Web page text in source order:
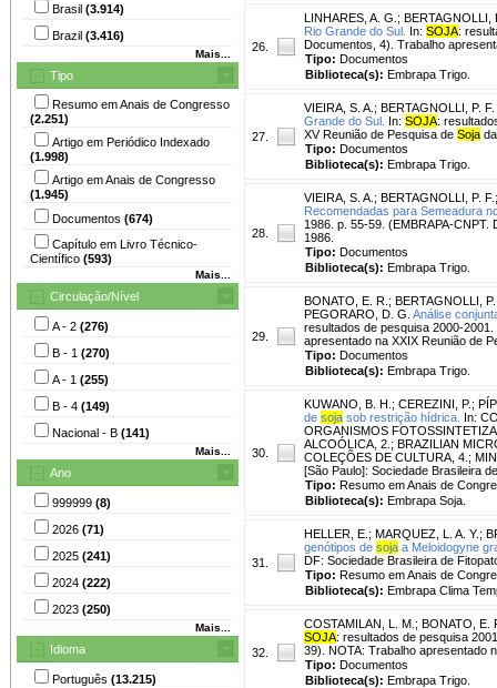
Brasil (3.914)
Brazil (3.416)
Mais...
Tipo
Resumo em Anais de Congresso
(2.251)
Artigo em Periódico Indexado
(1.998)
Artigo em Anais de Congresso
(1.945)
Documentos (674)
Capítulo em Livro Técnico-
Científico (593)
Mais...
Circulação/Nível
A - 2 (276)
B - 1 (270)
A - 1 (255)
B - 4 (149)
Nacional - B (141)
Mais...
Ano
999999 (8)
2026 (71)
2025 (241)
2024 (222)
2023 (250)
Mais...
Idioma
Português (13.215)
26.
LINHARES, A. G. ; BERTAGNOLLI,
Rio Grande do Sul. In: SOJA:
Documentos, 4). Trabalho
Tipo: Documentos
Biblioteca(s): Embrapa Trigo.
27.
VIEIRA, S. A. ; BERTAGNOLLI, P. F.
Grande do Sul. In: SOJA:
XV Reunião de Pesquisa de Soja
Tipo: Documentos
Biblioteca(s): Embrapa Trigo.
28.
VIEIRA, S. A. ; BERTAGNOLLI, P. F.
Recomendadas para Semeadura
1986. p. 55-59. (EMBRAPA-
1986.
Tipo: Documentos
Biblioteca(s): Embrapa Trigo.
29.
BONATO, E. R. ; BERTAGNOLLI,
PEGORARO, D. G. Análise
resultados de pesquisa 2000-
apresentado na XXIX Reunião de
Tipo: Documentos
Biblioteca(s): Embrapa Trigo.
30.
KUWANO, B. H. ; CEREZINI, P. ;
de soja sob restrição hídrica. In:
ORGANISMOS
ALCOÓLICA, 2.; BRAZILIAN
COLEÇÕES DE CULTURA, 4.;
[São Paulo]: Sociedade Brasileira
Tipo: Resumo em Anais de
Biblioteca(s): Embrapa Soja.
31.
HELLER, E. ; MARQUEZ, L. A. Y. ;
genótipos de soja a Meloidogyne
DF: Sociedade Brasileira de
Tipo: Resumo em Anais de
Biblioteca(s): Embrapa Clima
32.
COSTAMILAN, L. M. ; BONATO, E.
SOJA: resultados de pesquisa
39). NOTA: Trabalho apresentado
Tipo: Documentos
Biblioteca(s): Embrapa Trigo.